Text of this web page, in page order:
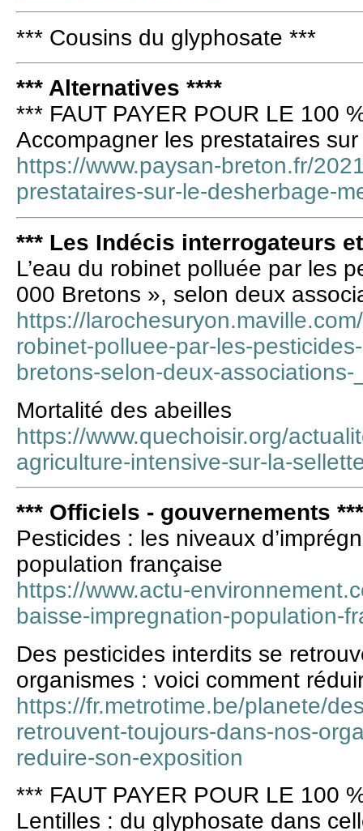
*** Cousins du glyphosate ***
*** Alternatives ****
*** FAUT PAYER POUR LE 100
Accompagner les prestataires
https://www.paysan-breton.fr/
prestataires-sur-le-desherbage-
*** Les Indécis interrogateurs
L’eau du robinet polluée par les
000 Bretons », selon deux
https://
robinet-polluee-par-les-
bretons-selon-deux-
Mortalité des abeilles
https://www.quechoisir.org/
agriculture-intensive-sur-la-
*** Officiels - gouvernements ***
Pesticides : les niveaux
population française
https://www.actu-
baisse-impregnation-population-
Des pesticides interdits se
organismes : voici comment
https://fr.metrotime.be/planete/
retrouvent-toujours-dans-nos-
reduire-son-exposition
*** FAUT PAYER POUR LE 100
Lentilles : du glyphosate dans